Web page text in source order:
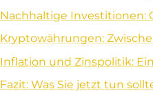
Nachhaltige Investitionen:
Kryptowährungen:
Inflation und Zinspolitik:
Fazit: Was Sie jetzt tun